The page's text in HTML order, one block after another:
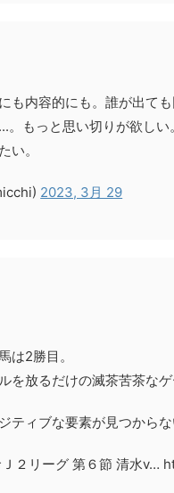
も内容的にも。誰が出て
。もっと思い切りが欲し
い。
2023, 3月 29
は2勝目。
を放るだけの滅茶苦茶なゲ
ティブな要素が見つからな
Ｊ２リーグ 第６節 清水v…